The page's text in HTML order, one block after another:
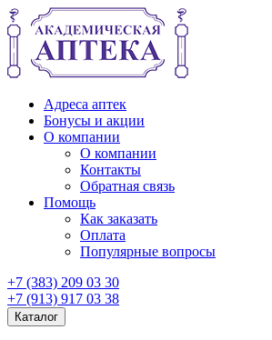
Адреса аптек
Бонусы и акции
О компании
О компании
Контакты
Обратная связь
Помощь
Как заказать
Оплата
Популярные вопросы
+7 (383) 209 03 30
+7 (913) 917 03 38
Каталог